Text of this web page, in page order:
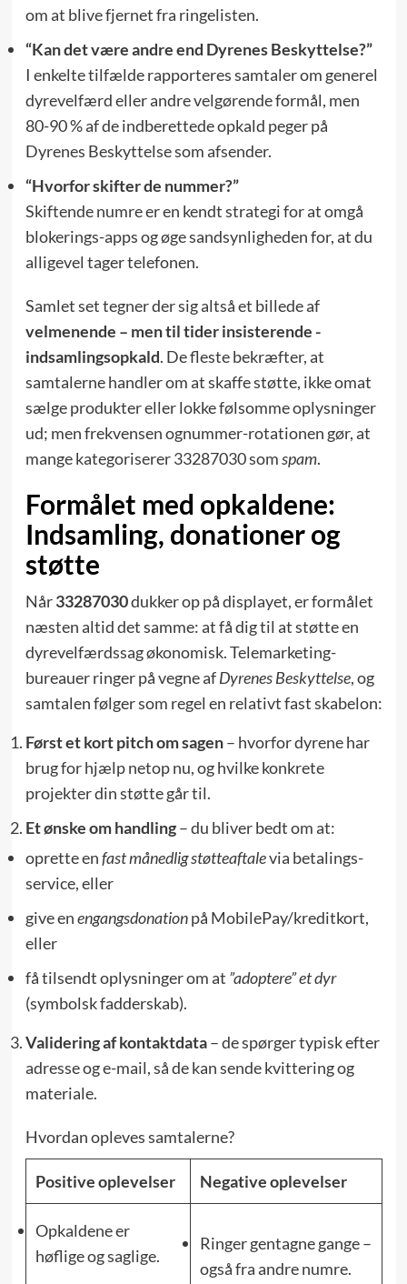
om at blive fjernet fra ringelisten.
“Kan det være andre end Dyrenes Beskyttelse?”
I enkelte tilfælde rapporteres samtaler om generel
dyrevelfærd eller andre velgørende formål, men
80-90 % af de indberettede opkald peger på
Dyrenes Beskyttelse som afsender.
“Hvorfor skifter de nummer?”
Skiftende numre er en kendt strategi for at omgå
blokerings-apps og øge sandsynligheden for, at du
alligevel tager telefonen.
Samlet set tegner der sig altså et billede af
velmenende – men til tider insisterende -
indsamlingsopkald. De fleste bekræfter, at
samtalerne handler om at skaffe støtte, ikke omat
sælge produkter eller lokke følsomme oplysninger
ud; men frekvensen ognummer-rotationen gør, at
mange kategoriserer 33287030 somspam.
Formålet med opkaldene:
Indsamling, donationer og
støtte
Når33287030dukker op på displayet, er formålet
næsten altid det samme: at få dig til at støtte en
dyrevelfærds­sag økonomisk. Telemarketing-
bureauer ringer på vegne afDyrenes Beskyttelse, og
samtalen følger som regel en relativt fast skabelon:
Først et kort pitch om sagen– hvorfor dyrene har
brug for hjælp netop nu, og hvilke konkrete
projekter din støtte går til.
Et ønske om handling– du bliver bedt om at:
oprette enfast månedlig støtteaftalevia betalings­
service, eller
give enengangs­donationpå MobilePay/kreditkort,
eller
få tilsendt oplysninger om at ”adoptere” et dyr
(symbolsk fadderskab).
Validering af kontaktdata– de spørger typisk efter
adresse og e-mail, så de kan sende kvittering og
materiale.
Hvordan opleves samtalerne?
Positive oplevelser Negative oplevelser
Opkaldene er
høflige og saglige.
Ringer gentagne gange –
også fra andre numre.